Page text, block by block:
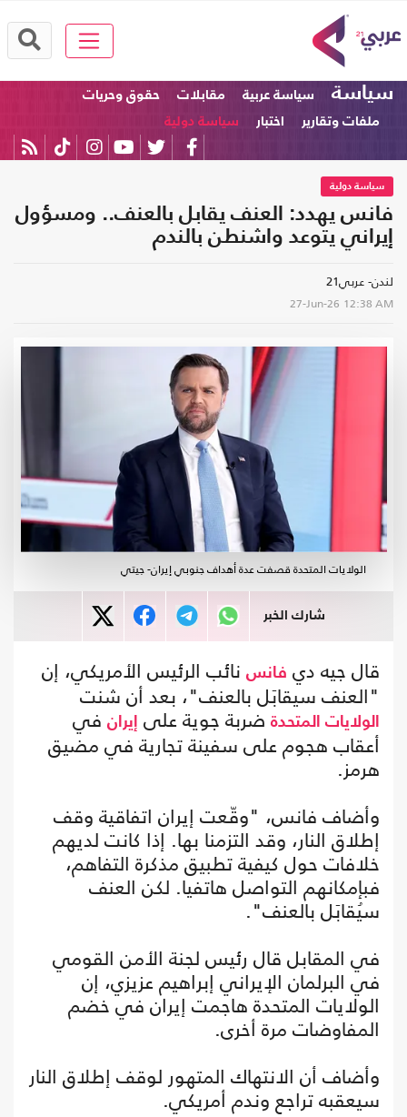
سياسة سياسة عربية مقابلات
حقوق وحريات
ملفات وتقارير
اختبار سياسة دولية
سياسة دولية
فانس يهدد: العنف يقابل بالعنف.. ومسؤول
إيراني يتوعد واشنطن بالندم
لندن- عربي21
27-Jun-26 12:38 AM
الولايات المتحدة قصفت عدة أهداف جنوبي إيران- جيتي
شارك الخبر
قال جيه دي فانس نائب الرئيس الأمريكي، إن
"العنف سيقابَل بالعنف"، بعد أن شنت
الولايات المتحدة ضربة جوية على إيران في
أعقاب هجوم على سفينة تجارية في مضيق
هرمز.
وأضاف فانس، "وقّعت إيران اتفاقية وقف
إطلاق النار، وقد التزمنا بها. إذا كانت لديهم
خلافات حول كيفية تطبيق مذكرة التفاهم،
فبإمكانهم التواصل هاتفيا. لكن العنف
سيُقابَل بالعنف".
في المقابل قال رئيس لجنة الأمن القومي
في البرلمان الإيراني إبراهيم عزيزي، إن
الولايات المتحدة هاجمت إيران في خضم
المفاوضات مرة أخرى.
وأضاف أن الانتهاك المتهور لوقف إطلاق النار
سيعقبه تراجع وندم أمريكي.